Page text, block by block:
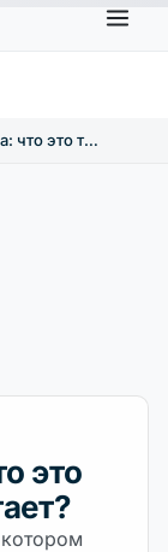
$ BNBBNB
Халвинг биткоина: что это такое и как это работает?
это